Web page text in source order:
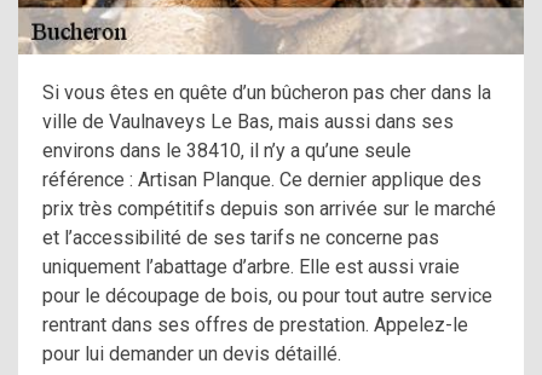
Si vous êtes en quête d’un bûcheron pas cher dans la
ville de Vaulnaveys Le Bas, mais aussi dans ses
environs dans le 38410, il n’y a qu’une seule
référence : Artisan Planque. Ce dernier applique des
prix très compétitifs depuis son arrivée sur le marché
et l’accessibilité de ses tarifs ne concerne pas
uniquement l’abattage d’arbre. Elle est aussi vraie
pour le découpage de bois, ou pour tout autre service
rentrant dans ses offres de prestation. Appelez-le
pour lui demander un devis détaillé.